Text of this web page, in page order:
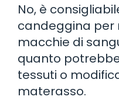
No, è
candeggina per
macchie di
quanto
tessuti o
materasso.